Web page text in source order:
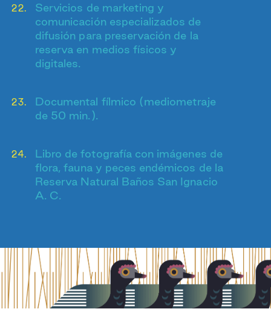
Servicios de marketing y
comunicación especializados de
difusión para preservación de la
reserva en medios físicos y
digitales.
Documental fílmico (mediometraje
de 50 min.).
Libro de fotografía con imágenes de
flora, fauna y peces endémicos de la
Reserva Natural Baños San Ignacio
A. C.